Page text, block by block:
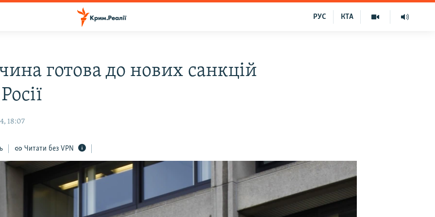
КТА
РУС
готова до нових санкцій
18:07
Читати без VPN